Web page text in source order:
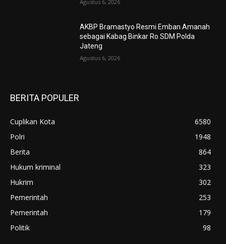
Agustus 6, 2026
AKBP Bramastyo Resmi Emban Amanah
sebagai Kabag Binkar Ro SDM Polda
Jateng
Agustus 6, 2026
BERITA POPULER
Cuplikan Kota
6580
Polri
1948
Berita
864
Hukum kriminal
323
Hukrim
302
Pemerintah
253
Pemerintah
179
Politik
98